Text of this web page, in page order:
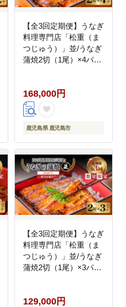
【全3回定期便】うなぎ
料理専門店「松重（ま
つじゅう）」並/うなぎ
蒲焼2切（1尾）×4パッ
168,000円
鹿児島県 鹿児島市
【全3回定期便】うなぎ
料理専門店「松重（ま
つじゅう）」並/うなぎ
蒲焼2切（1尾）×3パッ
129,000円